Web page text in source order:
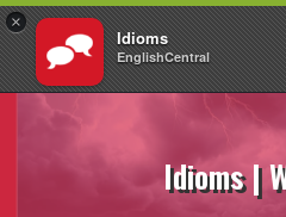
×
Idioms
EnglishCentral
Skip
Idioms |